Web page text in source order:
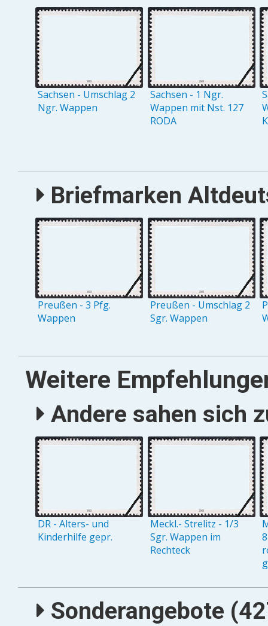
Sachsen - Umschlag 2
Ngr. Wappen
Sachsen - 1 Ngr.
Wappen mit Nst. 127
RODA
Briefmarken
Preußen - 3 Pfg.
Wappen
Preußen - Umschlag 2
Sgr. Wappen
Weitere
Andere sahen sich
DR - Alters- und
Kinderhilfe gepr.
Meckl.- Strelitz - 1/3
Sgr. Wappen im
Rechteck
Sonderangebote